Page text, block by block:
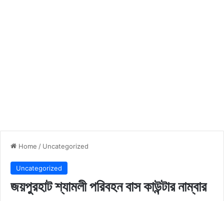
Home / Uncategorized
Uncategorized
জয়পুরহাট শ্যামলী পরিবহন বাস কাউন্টার নাম্বার